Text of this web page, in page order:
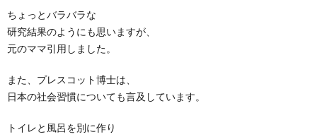
ちょっとバラバラな
研究結果のようにも思いますが、
元のママ引用しました。
また、プレスコット博士は、
日本の社会習慣についても言及しています。
トイレと風呂を別に作り